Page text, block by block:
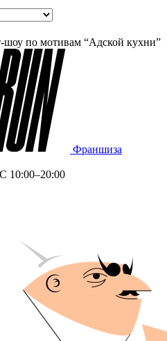
по мотивам “Адской кухни”
Франшиза
10:00–20:00